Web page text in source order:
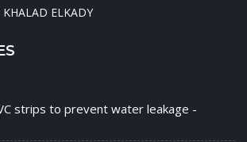
KHALAD ELKADY
strips to prevent water leakage -